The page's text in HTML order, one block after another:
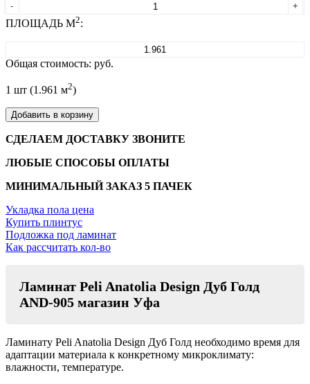
+
-
ПЛОЩАДЬ М2:
Общая стоимость: руб.
1 шт (1.961 м2)
Добавить в корзину
СДЕЛАЕМ ДОСТАВКУ ЗВОНИТЕ
ЛЮБЫЕ СПОСОБЫ ОПЛАТЫ
МИНИМАЛЬНЫЙ ЗАКАЗ 5 ПАЧЕК
Укладка пола цена
Купить плинтус
Подложка под ламинат
Как рассчитать кол-во
Ламинат Peli Anatolia Design Дуб Голд
AND-905 магазин Уфа
Ламинату Peli Anatolia Design Дуб Голд необходимо время для
адаптации материала к конкретному микроклимату:
влажности, температуре.